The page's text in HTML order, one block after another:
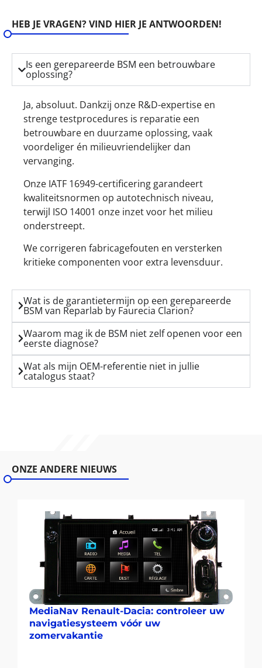
HEB JE VRAGEN? VIND HIER JE ANTWOORDEN!
Is een gerepareerde BSM een betrouwbare
oplossing?
Ja, absoluut. Dankzij onze R&D-expertise en
strenge testprocedures is reparatie een
betrouwbare en duurzame oplossing, vaak
voordeliger én milieuvriendelijker dan
vervanging.
Onze IATF 16949-certificering garandeert
kwaliteitsnormen op autotechnisch niveau,
terwijl ISO 14001 onze inzet voor het milieu
onderstreept.
We corrigeren fabricagefouten en versterken
kritieke componenten voor extra levensduur.
Wat is de garantietermijn op een gerepareerde
BSM van Reparlab by Faurecia Clarion?
Waarom mag ik de BSM niet zelf openen voor een
eerste diagnose?
Wat als mijn OEM-referentie niet in jullie
catalogus staat?
ONZE ANDERE NIEUWS
MediaNav Renault-Dacia: controleer uw
navigatiesysteem vóór uw
zomervakantie